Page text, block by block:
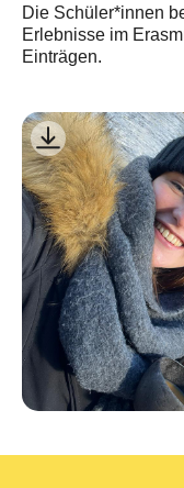
Die Schüler*innen
Erlebnisse im
Einträgen.